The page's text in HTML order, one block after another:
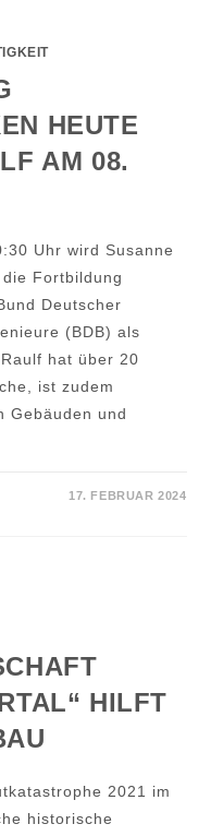
HEUTE
AM 08.
Uhr wird Susanne
Fortbildung
Deutscher
(BDB) als
hat über 20
ist zudem
Gebäuden und
17. FEBRUAR 2024
HILFT
2021 im
historische